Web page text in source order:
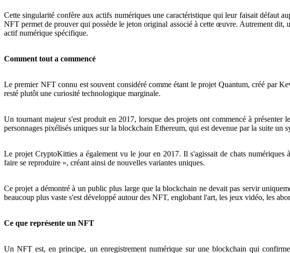
Cette singularité confère aux actifs numériques une caractéristique qui leur faisait défaut
NFT permet de prouver qui possède le jeton original associé à cette œuvre. Autrement
actif numérique spécifique.
Comment tout a commencé
Le premier NFT connu est souvent considéré comme étant le projet Quantum, créé par
resté plutôt une curiosité technologique marginale.
Un tournant majeur s'est produit en 2017, lorsque des projets ont commencé à
personnages pixélisés uniques sur la blockchain Ethereum, qui est devenue par la suite
Le projet CryptoKitties a également vu le jour en 2017. Il s'agissait de chats numériques
faire se reproduire », créant ainsi de nouvelles variantes uniques.
Ce projet a démontré à un public plus large que la blockchain ne devait pas servir
beaucoup plus vaste s'est développé autour des NFT, englobant l'art, les jeux vidéo, les
Ce que représente un NFT
Un NFT est, en principe, un enregistrement numérique sur une blockchain qui